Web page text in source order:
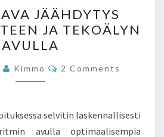
JÄÄHDYTYS
SÄÄENNUSTEEN
JA
TEKOÄLYN
AVULLA
JÄÄHDYTYS
JA TEKOÄLYN
AVULLA
Kimmo Comments
2 Comments
selvitin laskennallisesti
avulla optimaalisempia